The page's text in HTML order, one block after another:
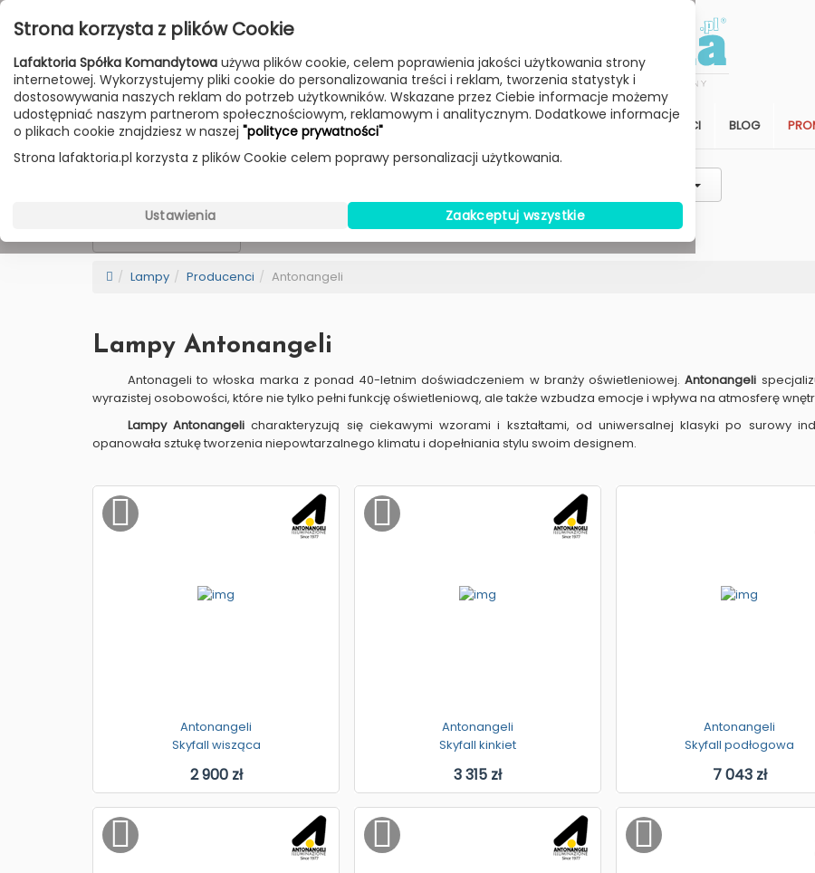
Przejdź do treści
Poniedziałek - Piątek 10:00-18:00
Sobota 10:00-14:00
HOME LAMPY MEBLE DODATKI STREFA KLIENTA ARCHITEKCI BLOG
BESTSELLER W MAGAZYNIE
Lampy Producenci Antonangeli
Lampy Antonangeli
Antonageli to włoska marka z ponad 40-letnim doświadczeniem w branży oświetleniowej. Antonangeli
wyrazistej osobowości, które nie tylko pełni funkcję oświetleniową, ale także wzbudza emocje i wpływa na atmosferę
Lampy Antonangeli charakteryzują się ciekawymi wzorami i kształtami, od uniwersalnej klasyki po surowy
opanowała sztukę tworzenia niepowtarzalnego klimatu i dopełniania stylu swoim designem.
Antonangeli
Skyfall wisząca
2 900 zł
Antonangeli
Skyfall kinkiet
3 315 zł
Antonangeli
Skyfall podłogowa
7 043 zł
Strona korzysta z plików Cookie
Lafaktoria Spółka Komandytowa używa plików cookie, celem poprawienia jakości użytkowania strony
internetowej. Wykorzystujemy pliki cookie do personalizowania treści i reklam, tworzenia statystyk i
dostosowywania naszych reklam do potrzeb użytkowników. Wskazane przez Ciebie informacje możemy
udostępniać naszym partnerom społecznościowym, reklamowym i analitycznym. Dodatkowe informacje
o plikach cookie znajdziesz w naszej "polityce prywatności"
Strona lafaktoria.pl korzysta z plików Cookie celem poprawy personalizacji użytkowania.
Zaakceptuj wszystkie
Ustawienia